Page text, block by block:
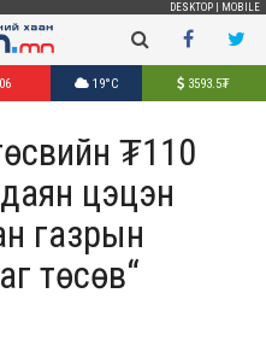
DESKTOP MOBILE
19°C 3593.5₮
₮110
цэцэн
газрын
төсөв“